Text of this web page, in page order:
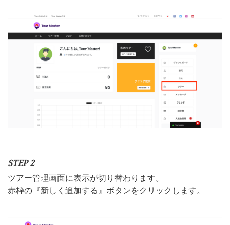
STEP 2
ツアー管理画面に表示が切り替わります。
赤枠の『新しく追加する』ボタンをクリックします。